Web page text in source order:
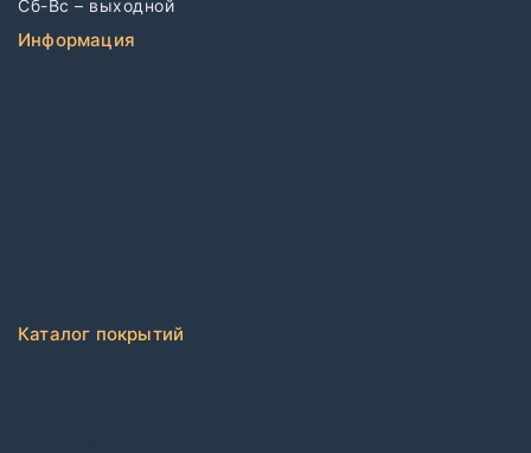
Сб-Вс – выходной
Информация
Каталог покрытий